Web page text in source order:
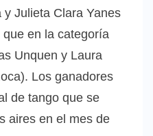
Julieta Clara Yanes
en la categoría
Unquen y Laura
Los ganadores
de tango que se
aires en el mes de